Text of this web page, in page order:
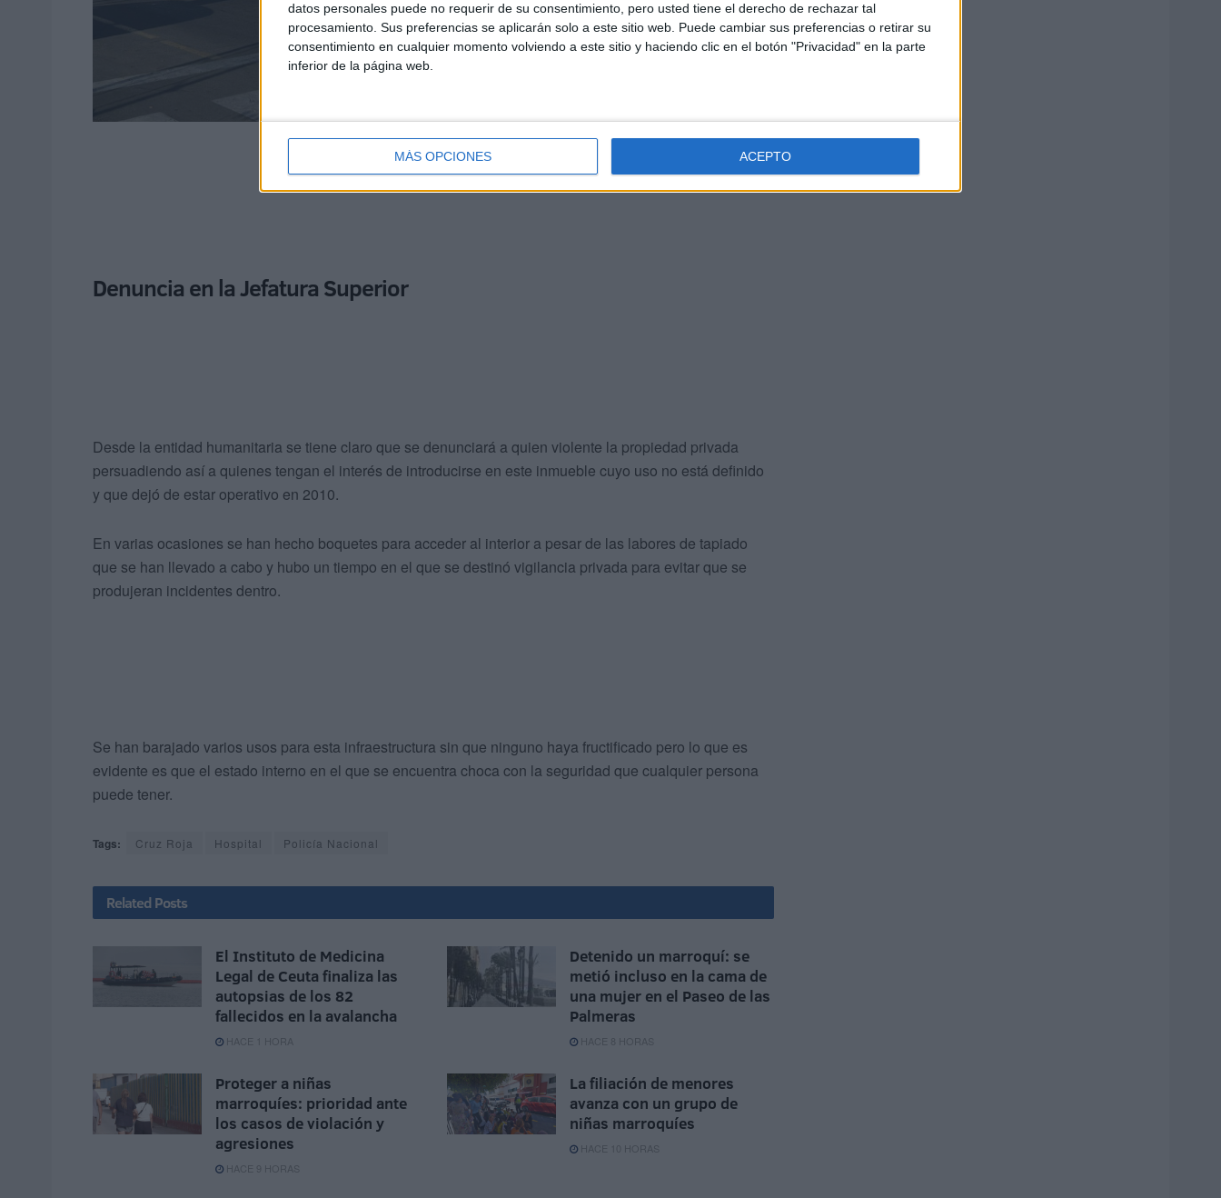
datos personales puede no requerir de su consentimiento, pero usted tiene el derecho de rechazar tal
procesamiento. Sus preferencias se aplicarán solo a este sitio web. Puede cambiar sus preferencias o retirar su
consentimiento en cualquier momento volviendo a este sitio y haciendo clic en el botón "Privacidad" en la parte
inferior de la página web.
MÁS OPCIONES ACEPTO
Denuncia en la Jefatura Superior
Desde la entidad humanitaria se tiene claro que se denunciará a quien violente la propiedad privada
persuadiendo así a quienes tengan el interés de introducirse en este inmueble cuyo uso no está definido
y que dejó de estar operativo en 2010.
En varias ocasiones se han hecho boquetes para acceder al interior a pesar de las labores de tapiado
que se han llevado a cabo y hubo un tiempo en el que se destinó vigilancia privada para evitar que se
produjeran incidentes dentro.
Se han barajado varios usos para esta infraestructura sin que ninguno haya fructificado pero lo que es
evidente es que el estado interno en el que se encuentra choca con la seguridad que cualquier persona
puede tener.
Tags: Cruz Roja Hospital Policía Nacional
Related Posts
El Instituto de Medicina
Legal de Ceuta finaliza las
autopsias de los 82
fallecidos en la avalancha
HACE 1 HORA
Detenido un marroquí: se
metió incluso en la cama de
una mujer en el Paseo de las
Palmeras
HACE 8 HORAS
Proteger a niñas
marroquíes: prioridad ante
los casos de violación y
agresiones
HACE 9 HORAS
La filiación de menores
avanza con un grupo de
niñas marroquíes
HACE 10 HORAS